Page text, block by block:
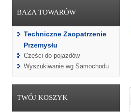
BAZA TOWARÓW
Techniczne Zaopatrzenie
Przemysłu
Części do pojazdów
Wyszukiwanie wg Samochodu
TWÓJ KOSZYK